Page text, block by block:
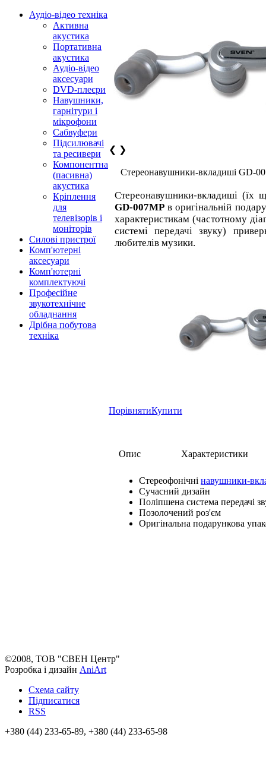
Аудіо-відео техніка
Активна
акустика
Портативна
акустика
Аудіо-відео
аксесуари
DVD-плеєри
Навушники,
гарнітури і
мікрофони
Сабвуфери
Підсилювачі
та ресивери
Компонентна
(пасивна)
акустика
Кріплення
для
телевізорів і
моніторів
Силові пристрої
Комп'ютерні
аксесуари
Комп'ютерні
комплектуючі
Професійне
звукотехнічне
обладнання
Дрібна побутова
техніка
❮ ❯
Cтереонавушники-вкладиші GD-
Стереонавушники-вкладиші (їх
GD-007MP в оригінальній
характеристикам (частотному
системі передачі звуку)
любителів музики.
ПорівнятиКупити
Опис Характеристики
Стереофонічні навушники-
Сучасний дизайн
Поліпшена система передачі
Позолочений роз'єм
Оригінальна подарункова
©2008, ТОВ "СВЕН Центр"
Розробка і дизайн AniArt
Схема сайту
Підписатися
RSS
+380 (44) 233-65-89, +380 (44) 233-65-98